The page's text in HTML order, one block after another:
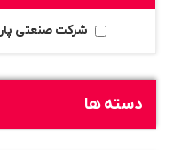
شرکت صنعتی
دسته ها